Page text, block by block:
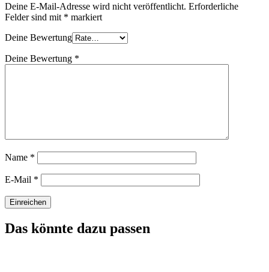
Deine E-Mail-Adresse wird nicht veröffentlicht. Erforderliche
Felder sind mit * markiert
Deine Bewertung
Deine Bewertung *
Name *
E-Mail *
Das könnte dazu passen